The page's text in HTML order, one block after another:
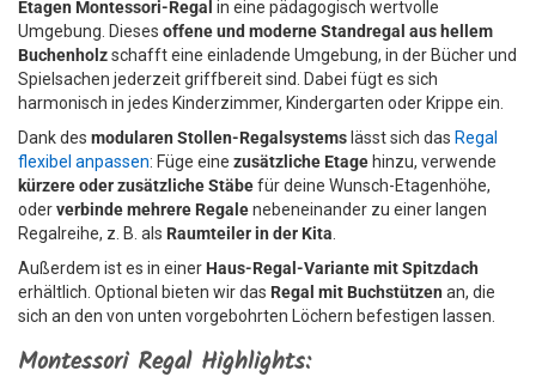
Etagen Montessori-Regal in eine pädagogisch wertvolle
Umgebung. Dieses offene und moderne Standregal aus hellem
Buchenholzschafft eine einladende Umgebung, in der Bücher und
Spielsachen jederzeit griffbereit sind. Dabei fügt es sich
harmonisch in jedes Kinderzimmer, Kindergarten oder Krippe ein.
Dank des modularen Stollen-Regalsystems lässt sich das Regal
flexibel anpassen: Füge eine zusätzliche Etage hinzu, verwende
kürzere oder zusätzliche Stäbefür deine Wunsch-Etagenhöhe,
oderverbinde mehrere Regalenebeneinander zu einer langen
Regalreihe, z. B. als Raumteiler in der Kita
Außerdem ist es in einer Haus-Regal-Variante mit Spitzdach
erhältlich. Optional bieten wir das Regal mit Buchstützen an, die
sich an den von unten vorgebohrten Löchern befestigen lassen.
Montessori Regal Highlights: